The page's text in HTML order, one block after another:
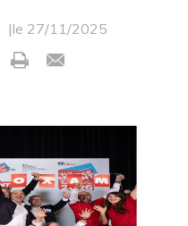
|le 27/11/2025